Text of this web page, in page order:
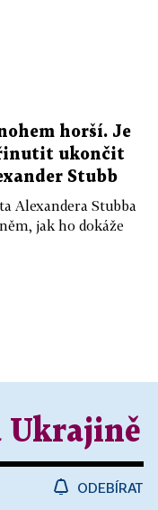
horší. Je
ukončit
Stubb
Alexandera Stubba
jak ho dokáže
Ukrajině
ODEBÍRAT